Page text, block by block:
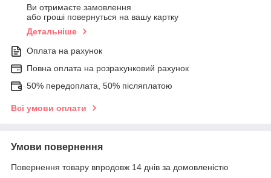
Ви отримаєте замовлення
або гроші повернуться на вашу картку
Детальніше
Оплата на рахунок
Повна оплата на розрахунковий рахунок
50% передоплата, 50% післяплатою
Всі умови оплати
Умови повернення
Повернення товару впродовж 14 днів за домовленістю